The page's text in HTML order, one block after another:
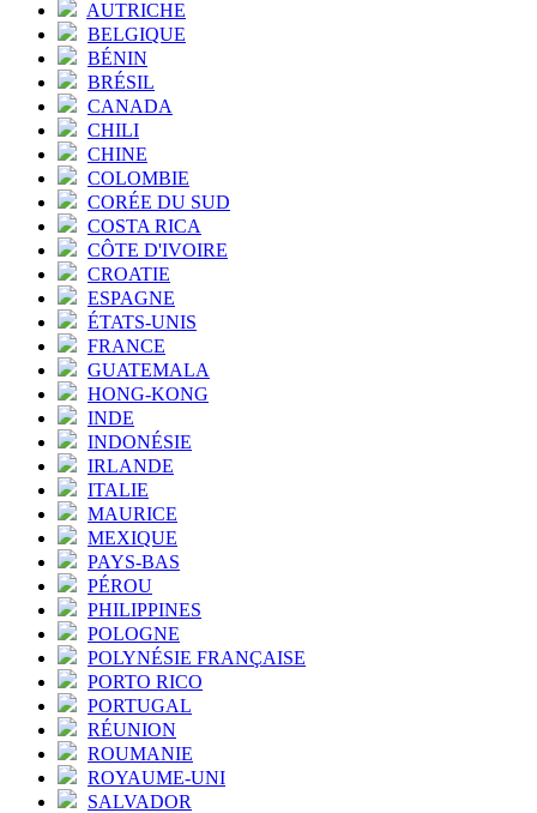
AUTRICHE
BELGIQUE
BÉNIN
BRÉSIL
CANADA
CHILI
CHINE
COLOMBIE
CORÉE DU SUD
COSTA RICA
CÔTE D'IVOIRE
CROATIE
ESPAGNE
ÉTATS-UNIS
FRANCE
GUATEMALA
HONG-KONG
INDE
INDONÉSIE
IRLANDE
ITALIE
MAURICE
MEXIQUE
PAYS-BAS
PÉROU
PHILIPPINES
POLOGNE
POLYNÉSIE FRANÇAISE
PORTO RICO
PORTUGAL
RÉUNION
ROUMANIE
ROYAUME-UNI
SALVADOR